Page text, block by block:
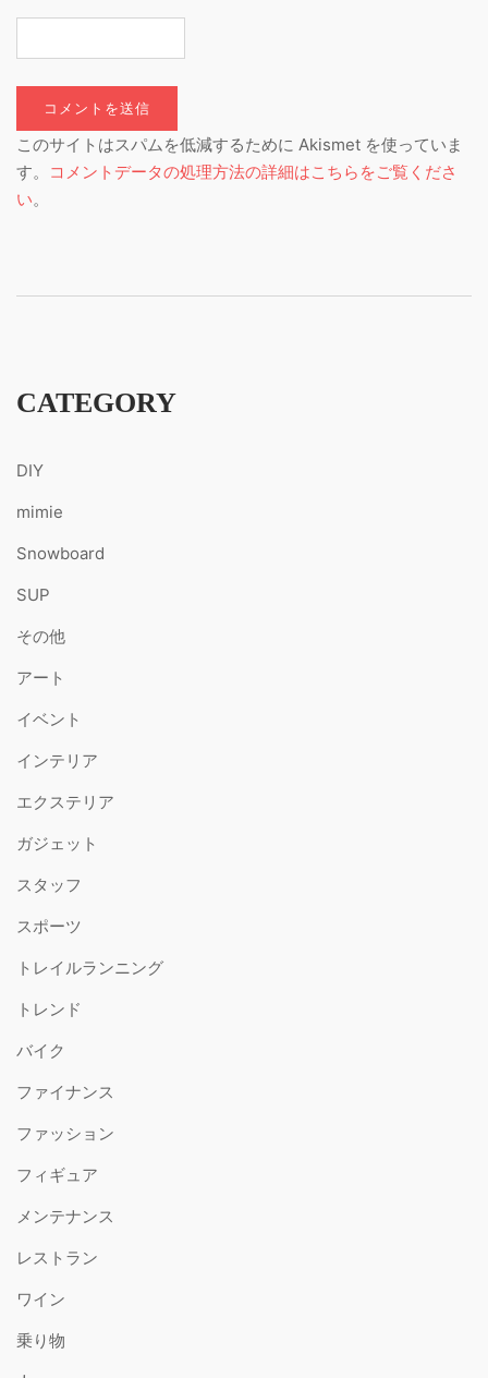
このサイトはスパムを低減するために Akismet を使っていま
す。
コメントデータの処理方法の詳細はこちらをご覧くださ
い。
CATEGORY
DIY
mimie
Snowboard
SUP
その他
アート
イベント
インテリア
エクステリア
ガジェット
スタッフ
スポーツ
トレイルランニング
トレンド
バイク
ファイナンス
ファッション
フィギュア
メンテナンス
レストラン
ワイン
乗り物